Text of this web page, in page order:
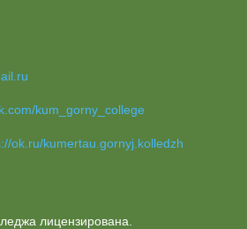
kum_gorny_college
ok.ru/kumertau.gornyj.kolledzh
лицензирована.